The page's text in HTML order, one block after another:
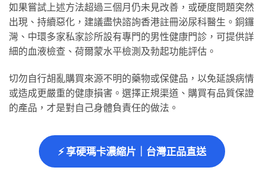
如果嘗試上述方法超過三個月仍未見改善，或硬度問題突然
出現、持續惡化，建議盡快諮詢香港註冊泌尿科醫生。銅鑼
灣、中環多家私家診所設有專門的男性健康門診，可提供詳
細的血液檢查、荷爾蒙水平檢測及勃起功能評估。
切勿自行胡亂購買來源不明的藥物或保健品，以免延誤病情
或造成更嚴重的健康損害。選擇正規渠道、購買有品質保證
的產品，才是對自己身體負責任的做法。
⚡ 享硬瑪卡濃縮片｜台灣正品直送